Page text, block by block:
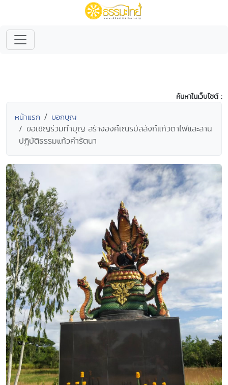
ค้นหาในเว็บไซต์ :
หน้าแรก บอกบุญ
ขอเชิญร่วมทำบุญ สร้างองค์เณรบัลลังก์แก้วตาไฟและลาน
ปฎิบัติธรรมแก้วคำรัตนา